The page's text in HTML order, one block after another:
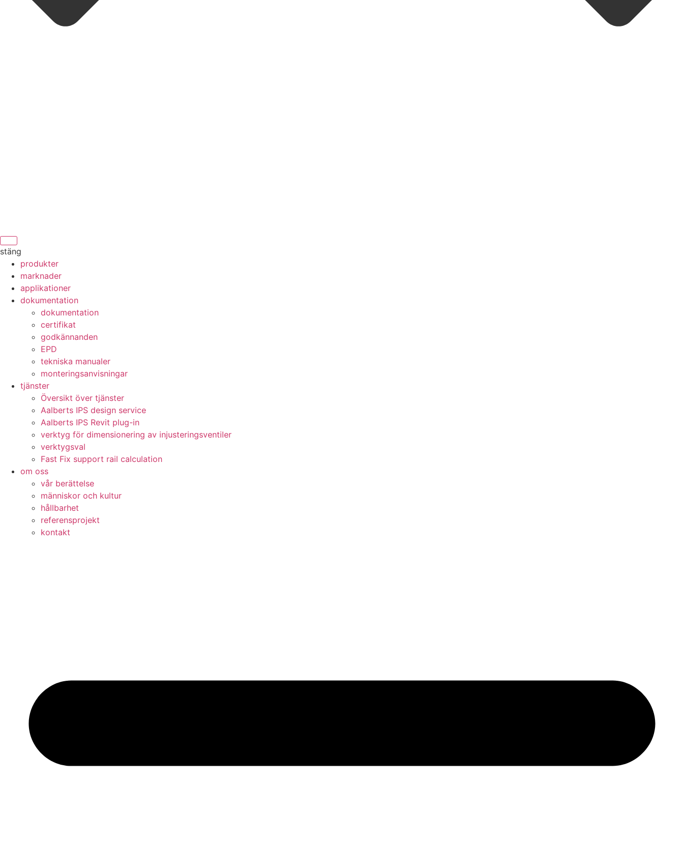
stäng
produkter
marknader
applikationer
dokumentation
dokumentation
certifikat
godkännanden
EPD
tekniska manualer
monteringsanvisningar
tjänster
Översikt över tjänster
Aalberts IPS design service
Aalberts IPS Revit plug-in
verktyg för dimensionering av injusteringsventiler
verktygsval
Fast Fix support rail calculation
om oss
vår berättelse
människor och kultur
hållbarhet
referensprojekt
kontakt